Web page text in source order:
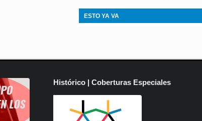
ESTO YA VA
Histórico | Coberturas Especiales